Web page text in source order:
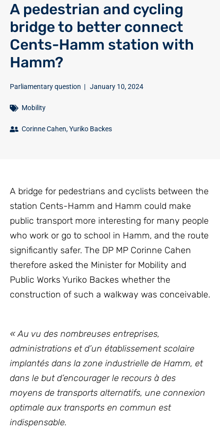
A pedestrian and cycling
bridge to better connect
Cents-Hamm station with
Hamm?
Parliamentary question | January 10, 2024
Mobility
Corinne Cahen,Yuriko Backes
A bridge for pedestrians and cyclists between the
station Cents-Hamm and Hamm could make
public transport more interesting for many people
who work or go to school in Hamm, and the route
significantly safer. The DP MP Corinne Cahen
therefore asked the Minister for Mobility and
Public Works Yuriko Backes whether the
construction of such a walkway was conceivable.
« Au vu des nombreuses entreprises,
administrations et d’un établissement scolaire
implantés dans la zone industrielle de Hamm, et
dans le but d’encourager le recours à des
moyens de transports alternatifs, une connexion
optimale aux transports en commun est
indispensable.